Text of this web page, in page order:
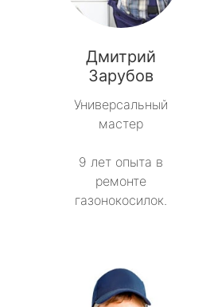
Дмитрий
Зарубов
Универсальный
мастер
9 лет опыта в
ремонте
газонокосилок.